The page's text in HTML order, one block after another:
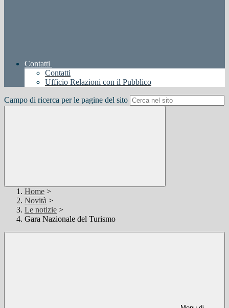
Contatti
Contatti
Ufficio Relazioni con il Pubblico
Campo di ricerca per le pagine del sito
Home >
Novità >
Le notizie >
Gara Nazionale del Turismo